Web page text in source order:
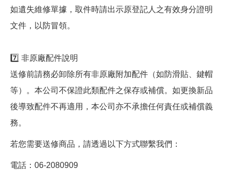
如遺失維修單據，取件時請出示原登記人之有效身分證明
文件，以防冒領。
7️⃣ 非原廠配件說明
送修前請務必卸除所有非原廠附加配件（如防滑貼、鍵帽
等）。本公司不保證此類配件之保存或補償。如更換新品
後導致配件不再適用，本公司亦不承擔任何責任或補償義
務。
若您需要送修商品，請透過以下方式聯繫我們：
電話：06-2080909